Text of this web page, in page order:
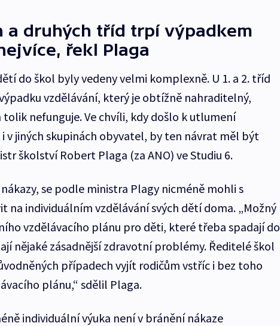
a druhých tříd trpí výpadkem
řekl Plaga
do škol byly vedeny velmi komplexně. U 1. a 2. tříd
vzdělávání, který je obtížně nahraditelný,
nefunguje. Ve chvíli, kdy došlo k utlumení
v jiných skupinách obyvatel, by ten návrat měl být
školství Robert Plaga (za ANO) ve Studiu 6.
se podle ministra Plagy nicméně mohli s
na individuálním vzdělávání svých dětí doma. „Možný
vzdělávacího plánu pro děti, které třeba spadají do
nějaké zásadnější zdravotní problémy. Ředitelé škol
případech vyjít rodičům vstříc i bez toho
plánu,“ sdělil Plaga.
individuální výuka není v bránění nákaze